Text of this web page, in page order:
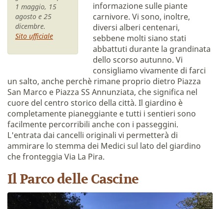
1 maggio, 15
agosto e 25
dicembre.
Sito ufficiale
informazione sulle piante
carnivore. Vi sono, inoltre,
diversi alberi centenari,
sebbene molti siano stati
abbattuti durante la grandinata
dello scorso autunno. Vi
consigliamo vivamente di farci
un salto, anche perchè rimane proprio dietro Piazza
San Marco e Piazza SS Annunziata, che significa nel
cuore del centro storico della città. Il giardino è
completamente pianeggiante e tutti i sentieri sono
facilmente percorribili anche con i passeggini.
L'entrata dai cancelli originali vi permetterà di
ammirare lo stemma dei Medici sul lato del giardino
che fronteggia Via La Pira.
Il Parco delle Cascine